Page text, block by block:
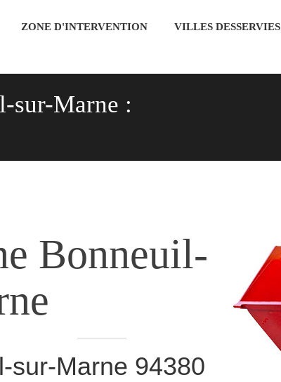
ZONE D'INTERVENTION VILLES DESSERVIES
sur-Marne :
Bonneuil-
sur-Marne 94380